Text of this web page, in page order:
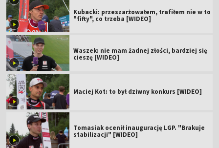
Kubacki: przeszarżowałem, trafiłem nie w to
"fifty", co trzeba [WIDEO]
Waszek: nie mam żadnej złości, bardziej się
cieszę [WIDEO]
Maciej Kot: to był dziwny konkurs [WIDEO]
Tomasiak ocenił inaugurację LGP. "Brakuje
stabilizacji" [WIDEO]